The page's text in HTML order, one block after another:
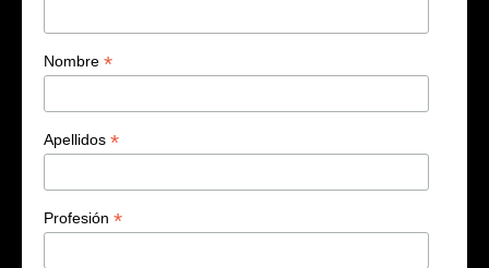
Nombre *
Apellidos *
Profesión *